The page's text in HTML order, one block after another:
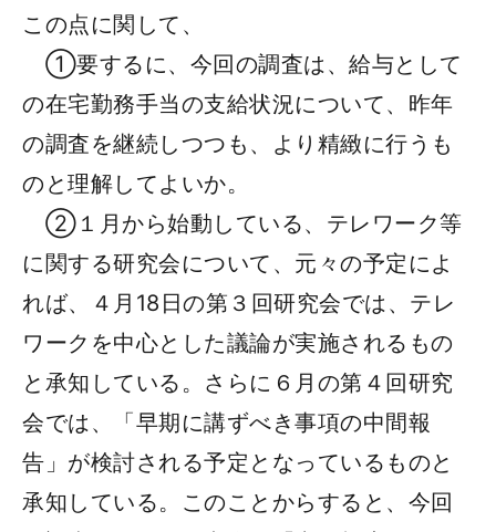
この点に関して、
①要するに、今回の調査は、給与として
の在宅勤務手当の支給状況について、昨年
の調査を継続しつつも、より精緻に行うも
のと理解してよいか。
②１月から始動している、テレワーク等
に関する研究会について、元々の予定によ
れば、４月18日の第３回研究会では、テレ
ワークを中心とした議論が実施されるもの
と承知している。さらに６月の第４回研究
会では、「早期に講ずべき事項の中間報
告」が検討される予定となっているものと
承知している。このことからすると、今回